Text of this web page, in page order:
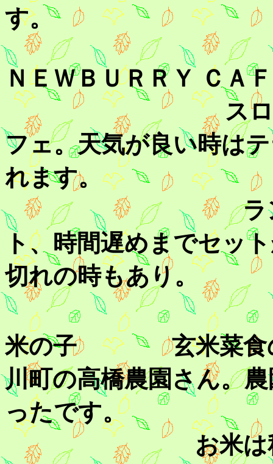
す。
ＮＥＷＢＵＲＲＹ ＣＡ
スロープもあ
フェ。天気が良い時は
れます。
ランチは
ト、時間遅めまでセッ
切れの時もあり。
米の子 玄米菜食の
川町の高橋農園さん。
ったです。
お米は秋田、